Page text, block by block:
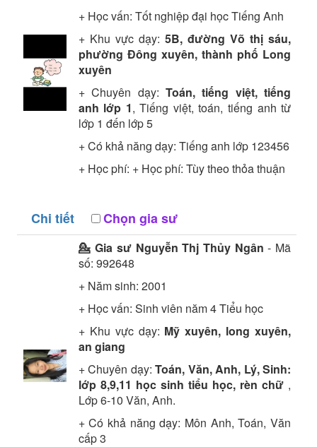
+ Học vấn: Tốt nghiệp đại họcTiếng Anh
+ Khu vực dạy: 5B, đường Võ thị sáu,
phường Đông xuyên, thành phố Long
xuyên
+ Chuyên dạy: Toán, tiếng việt, tiếng
anh lớp 1, Tiếng việt, toán, tiếng anh từ
lớp 1 đến lớp 5
+ Có khả năng dạy: Tiếng anh lớp 123456
+ Học phí: + Học phí: Tùy theo thỏa thuận
Chi tiết Chọn gia sư
💁 Gia sư Nguyễn Thj Thủy Ngân - Mã
số: 992648
+ Năm sinh: 2001
+ Học vấn: Sinh viên năm 4Tiểu học
+ Khu vực dạy: Mỹ xuyên, long xuyên,
an giang
+ Chuyên dạy:Toán, Văn, Anh, Lý, Sinh:
lớp 8,9,11 học sinh tiểu học, rèn chữ ,
Lớp 6-10 Văn, Anh.
+ Có khả năng dạy: Môn Anh, Toán, Văn
cấp 3